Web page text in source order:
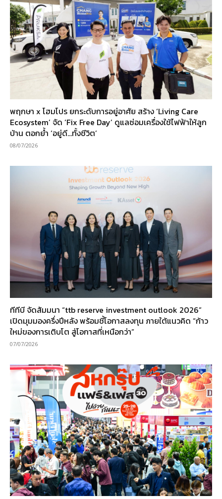
พฤกษา x โฮมโปร ยกระดับการอยู่อาศัย สร้าง ‘Living Care
Ecosystem’ จัด ‘Fix Free Day’ ดูแลซ่อมเครื่องใช้ไฟฟ้าให้ลูก
บ้าน ตอกย้ำ ‘อยู่ดี…ทั้งชีวิต’
08/07/2026
ทีทีบี จัดสัมมนา “ttb reserve investment outlook 2026”
เปิดมุมมองครึ่งปีหลัง พร้อมชี้โอกาสลงทุน ภายใต้แนวคิด “ก้าว
ใหม่ของการเติบโต สู่โอกาสที่เหนือกว่า”
07/07/2026